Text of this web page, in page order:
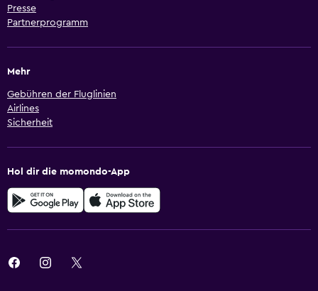
Presse
Partnerprogramm
Mehr
Gebühren der Fluglinien
Airlines
Sicherheit
Hol dir die momondo-App